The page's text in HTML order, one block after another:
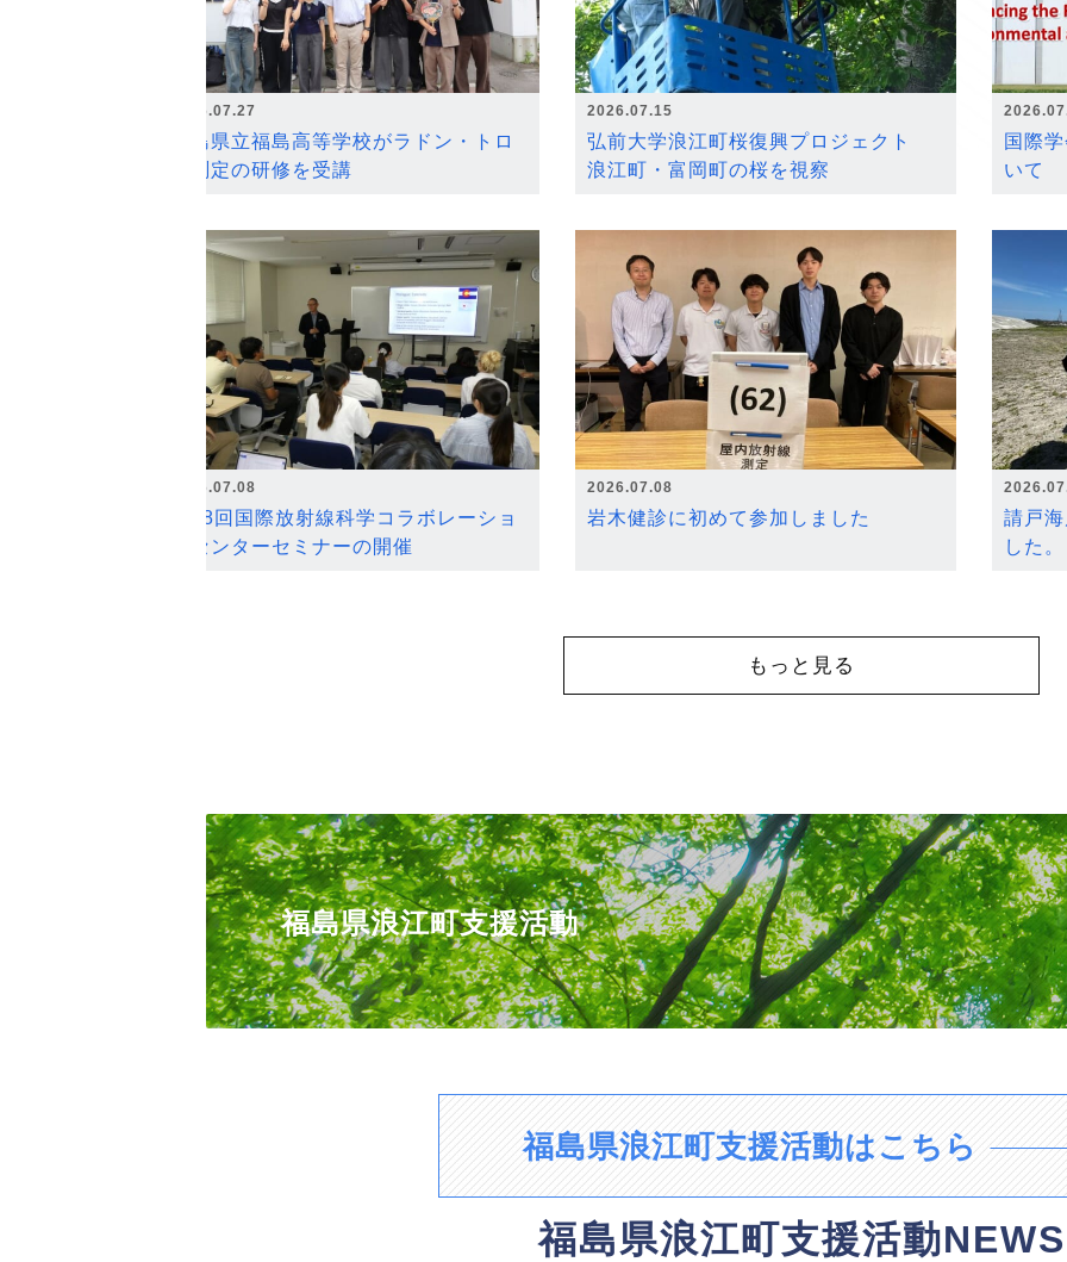
2026.07.27
福島県立福島高等学校がラドン・トロ
ン測定の研修を受講
2026.07.15
弘前大学浪江町桜復興プロジェクト
浪江町・富岡町の桜を視察
国際
いて
2026.07.08
第18回国際放射線科学コラボレーショ
ンセンターセミナーの開催
2026.07.08
岩木健診に初めて参加しました
請戸
した。
もっと見る
福島県浪江町支援活動
福島県浪江町支援活動はこちら
福島県浪江町支援活動NEWS